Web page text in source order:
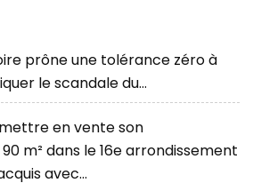
prône une tolérance zéro à
le scandale du…
en vente son
m² dans le 16e arrondissement
avec…